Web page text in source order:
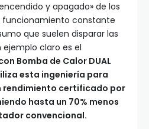
y apagado» de los
funcionamiento constante
que suelen disparar las
claro es el
Bomba de Calor DUAL
esta ingeniería para
rendimiento certificado por
hasta un 70% menos
convencional.